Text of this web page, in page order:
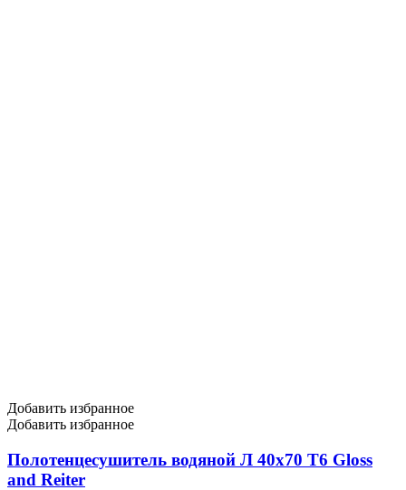
Добавить избранное
Добавить избранное
Полотенцесушитель водяной Л 40х70 Т6 Gloss
and Reiter